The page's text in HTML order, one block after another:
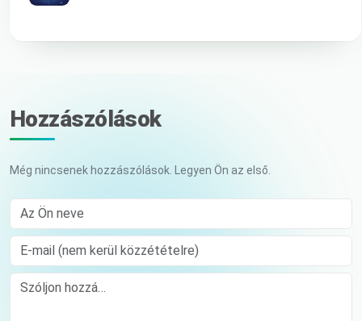
Hozzászólások
Még nincsenek hozzászólások. Legyen Ön az első.
Az Ön neve
E-mail (nem kerül közzétételre)
Comment